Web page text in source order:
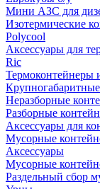
Мини АЗС для
Изотермические
Polycool
Аксессуары для
Ric
Термоконтейнеры
Неразборные
Разборные
Аксессуары для
Мусорные
Аксессуары
Мусорные
Раздельный сбор